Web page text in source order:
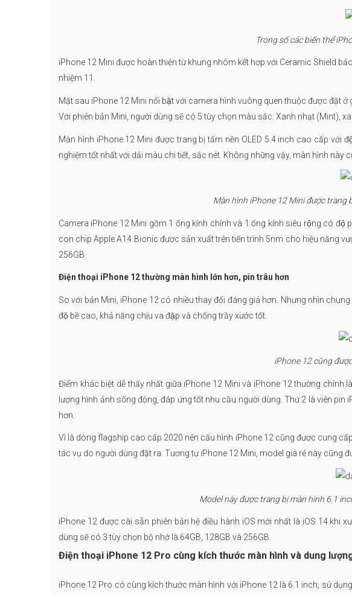
Trong số các biến thể
iPhone 12 Mini được hoàn thiện từ khung nhôm kết hợp với Ceramic Shield
nhiệm 11.
Mặt sau iPhone 12 Mini nổi bật với camera hình vuông quen thuộc được đặt
Với phiên bản Mini, người dùng sẽ có 5 tùy chọn màu sắc: Xanh nhạt (Mint),
Màn hình iPhone 12 Mini được trang bị tấm nền OLED 5.4 inch cao cấp với
nghiệm tốt nhất với dải màu chi tiết, sắc nét. Không những vậy, màn hình
Màn hình iPhone 12 Mini được trang
Camera iPhone 12 Mini gồm 1 ống kính chính và 1 ống kính siêu rộng có
con chip Apple A14 Bionic được sản xuất trên tiến trình 5nm cho hiệu năng
256GB.
Điện thoại iPhone 12 thường màn hình lớn hơn, pin trâu hơn
So với bản Mini, iPhone 12 có nhiều thay đổi đáng giá hơn. Nhưng nhìn
độ bề cao, khả năng chịu va đập và chống trầy xước tốt.
iPhone 12 cũng
Điểm khác biệt dễ thấy nhất giữa iPhone 12 Mini và iPhone 12 thường
lượng hình ảnh sống động, đáp ứng tốt nhu cầu người dùng. Thứ 2 là viên
hơn.
Vì là dòng flagship cao cấp 2020 nên cấu hình iPhone 12 cũng được cung
tác vụ do người dùng đặt ra. Tương tự iPhone 12 Mini, model giá rẻ này cũng
Model này được trang bị màn hình 6.1
iPhone 12 được cài sẵn phiên bản hệ điều hành iOS mới nhất là iOS 14 khi
dùng sẽ có 3 tùy chọn bộ nhớ là 64GB, 128GB và 256GB.
Điện thoại iPhone 12 Pro cùng kích thước màn hình và dung
iPhone 12 Pro có cùng kích thước màn hình với iPhone 12 là 6.1 inch, sử